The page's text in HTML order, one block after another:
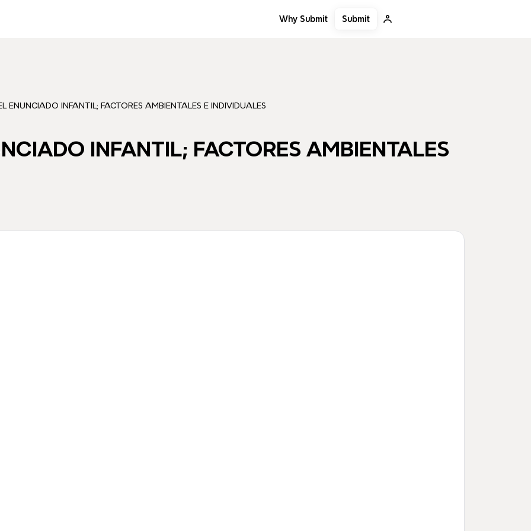
Why Submit Submit
ENUNCIADO INFANTIL; FACTORES AMBIENTALES E INDIVIDUALES
INFANTIL; FACTORES AMBIENTALES